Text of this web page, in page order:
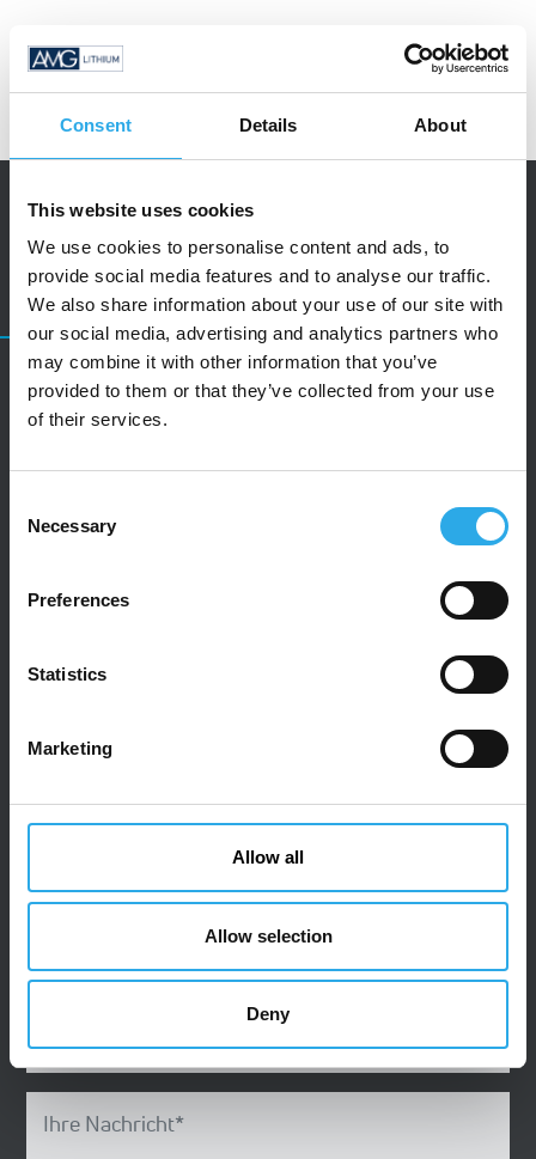
Consent Details About
This website uses cookies
We use cookies to personalise content and ads, to
provide social media features and to analyse our traffic.
We also share information about your use of our site with
our social media, advertising and analytics partners who
may combine it with other information that you’ve
provided to them or that they’ve collected from your use
of their services.
Selection
Necessary
Preferences
Statistics
Marketing
Allow all
Allow selection
Deny
KONTAKT
Kontaktieren Sie uns
Kontakt aufnehmen? Bitte nutzen Sie dieses
Kontaktformular. Wir freuen uns auf Ihre Anfrage.
Bitte beachten Sie, dass alle Felder Pflichtfelder
Anrede Frau Herr